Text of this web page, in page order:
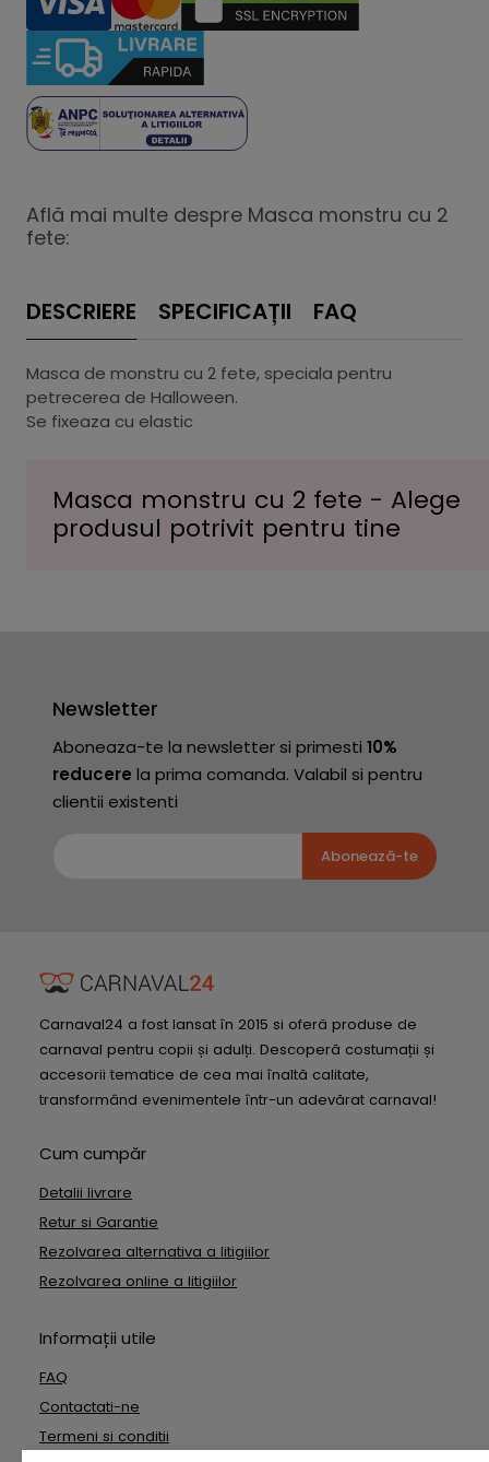
Află mai multe despre Masca monstru cu 2
fete:
DESCRIERE SPECIFICAȚII FAQ
Masca de monstru cu 2 fete, speciala pentru
petrecerea de Halloween.
Se fixeaza cu elastic
Masca monstru cu 2 fete - Alege
produsul potrivit pentru tine
Newsletter
Aboneaza-te la newsletter si primesti 10%
reducere la prima comanda. Valabil si pentru
clientii existenti
Abonează-te
Carnaval24 a fost lansat în 2015 si oferă produse de
carnaval pentru copii și adulți. Descoperă costumații și
accesorii tematice de cea mai înaltă calitate,
transformând evenimentele într-un adevărat carnaval!
Cum cumpăr
Detalii livrare
Retur si Garantie
Rezolvarea alternativa a litigiilor
Rezolvarea online a litigiilor
Informații utile
FAQ
Contactati-ne
Termeni si conditii